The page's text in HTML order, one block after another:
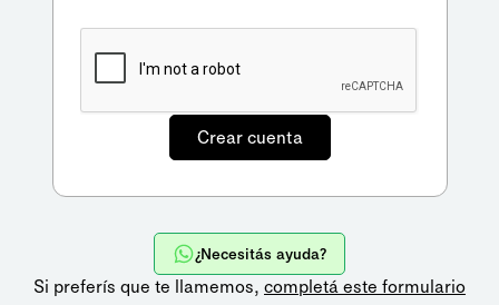
¿Necesitás ayuda?
Si preferís que te llamemos, completá este formulario